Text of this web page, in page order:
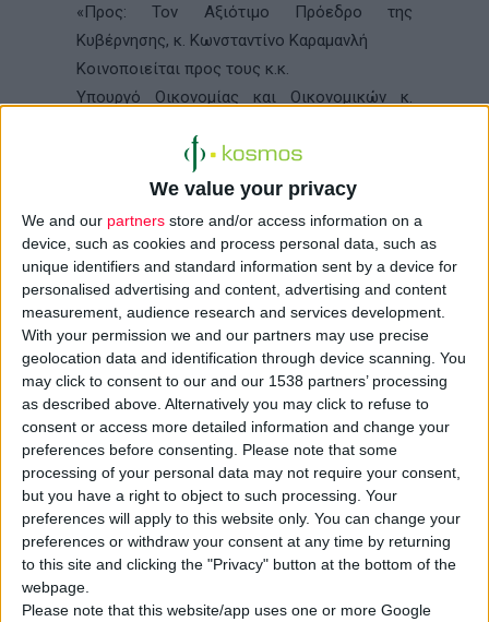
We value your privacy
We and our partners store and/or access information on a
device, such as cookies and process personal data, such as
unique identifiers and standard information sent by a device for
personalised advertising and content, advertising and content
measurement, audience research and services development.
With your permission we and our partners may use precise
geolocation data and identification through device scanning. You
may click to consent to our and our 1538 partners’ processing
as described above. Alternatively you may click to refuse to
consent or access more detailed information and change your
preferences before consenting.
Please note that some
processing of your personal data may not require your consent,
but you have a right to object to such processing. Your
preferences will apply to this website only. You can change your
preferences or withdraw your consent at any time by returning
to this site and clicking the "Privacy" button at the bottom of the
webpage.
Please note that this website/app uses one or more Google
«Προς: Τον Αξιότιμο Πρόεδρο της
Κυβέρνησης, κ. Κωνσταντίνο Καραμανλή
Κοινοποιείται προς τους κ.κ.
Υπουργό Οικονομίας και Οικονομικών κ.
Υπουργό Υγείας και Κοινωνικής Αλληλεγγύης
κ. Δημ. Αβραμόπουλο
Υφυπουργό Οικονομίας και Οικονομικών κ.
Νικόλαο Λέγκα
Υφυπουργό Οικονομίας & Οικονομικών κ.
Αντώνιο Μπέζα
Πρόεδρο του ΟΠΑΔ κ. Διονύσιο Χιόνη
Αξιότιμε κ. Πρόεδρε
Το Δ.Σ. του Φαρμακευτικού Συλλόγου
Θεσσαλονίκης αποφάσισε να απευθυνθεί σε
εσάς, κοινοποιώντας την επιστολή αυτή και
στους αρμόδιους Υπουργούς σας, διότι το
θέμα που μας απασχολεί έχει χρονίσει και
επιπλέον θεωρούμε ότι απαιτούνται
αποφάσεις σε κεντρικό επίπεδο.
Αναφερόμαστε στο θέμα των συνεχών